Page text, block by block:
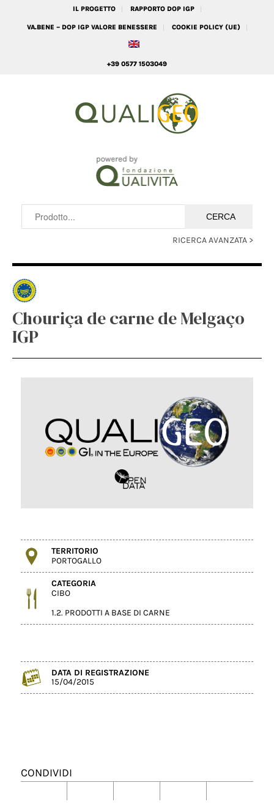
IL PROGETTO RAPPORTO DOP IGP
VA.BENE – DOP IGP VALORE BENESSERE COOKIE POLICY (UE)
+39 0577 1503049
RICERCA AVANZATA >
Chouriça de carne de Melgaço
IGP
TERRITORIO
PORTOGALLO
CATEGORIA
CIBO
1.2. PRODOTTI A BASE DI CARNE
DATA DI REGISTRAZIONE
15/04/2015
CONDIVIDI